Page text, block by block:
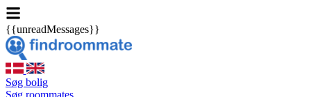
{{unreadMessages}}
Søg bolig
Søg roommates